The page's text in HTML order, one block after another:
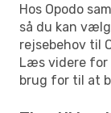
Hos Opodo
så du kan
rejsebehov til
Læs videre for
brug for til at